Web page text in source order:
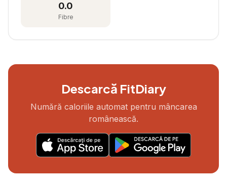
0.0
Fibre
Descarcă FitDiary
Numără caloriile automat pentru mâncarea
românească.